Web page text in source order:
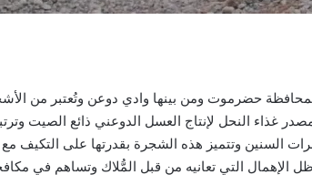
حضرموت ومن بينها وادي دوعن وتُعتبر من
غذاء النحل لإنتاج العسل الدوعني ذائع الصيت
السنين وتتميز هذه الشجرة بقدرتها على التكيف
الإهمال التي تعانيه من قبل المُّلاك وتساهم في